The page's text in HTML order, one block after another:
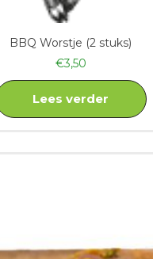
BBQ Worstje (2 stuks)
€3,50
Lees verder